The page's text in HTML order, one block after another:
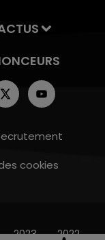
cookies
2023 2022